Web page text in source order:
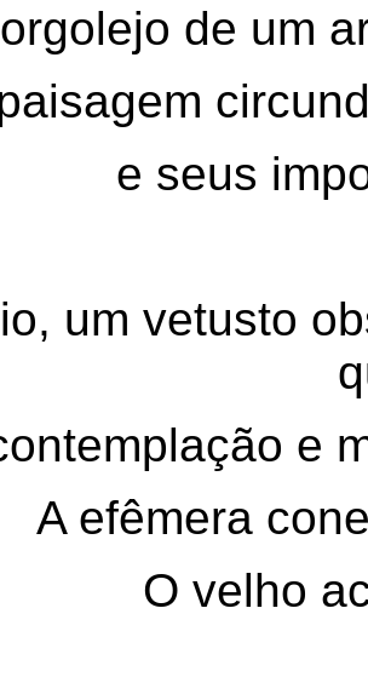
de um
e seus
um vetusto
e
A efêmera
O velho